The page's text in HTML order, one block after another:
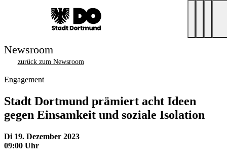
Newsroom
zurück zum Newsroom
Engagement
Stadt Dortmund prämiert acht Ideen
gegen Einsamkeit und soziale Isolation
Di 19. Dezember 2023
09:00 Uhr